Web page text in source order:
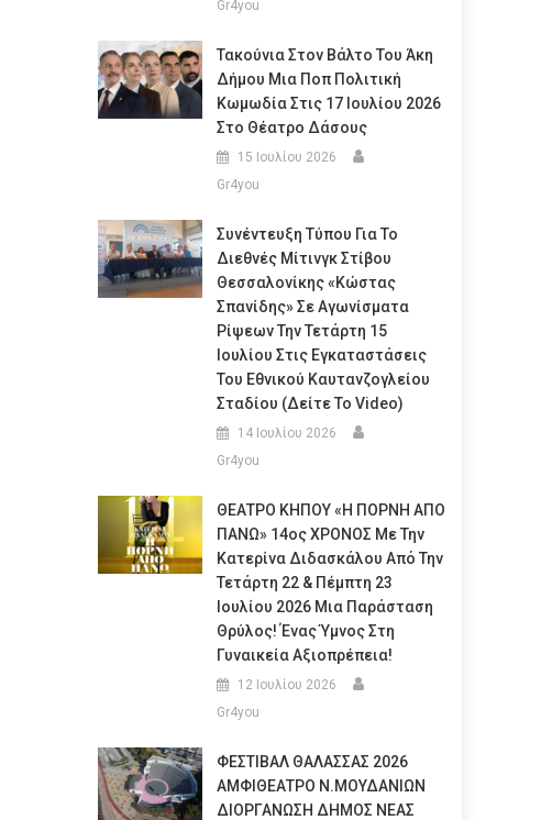
Gr4you
Τακούνια Στον Βάλτο Του Άκη
Δήμου Μια Ποπ Πολιτική
Κωμωδία Στις 17 Ιουλίου 2026
Στο Θέατρο Δάσους
15 Ιουλίου 2026
Gr4you
Συνέντευξη Τύπου Για Το
Διεθνές Μίτινγκ Στίβου
Θεσσαλονίκης «Κώστας
Σπανίδης» Σε Αγωνίσματα
Ρίψεων Την Τετάρτη 15
Ιουλίου Στις Εγκαταστάσεις
Του Εθνικού Καυτανζογλείου
Σταδίου (Δείτε Το Video)
14 Ιουλίου 2026
Gr4you
ΘΕΑΤΡΟ ΚΗΠΟΥ «Η ΠΟΡΝΗ ΑΠΟ
ΠΑΝΩ» 14ος ΧΡΟΝΟΣ Με Την
Κατερίνα Διδασκάλου Από Την
Τετάρτη 22 & Πέμπτη 23
Ιουλίου 2026 Μια Παράσταση
Θρύλος! Ένας Ύμνος Στη
Γυναικεία Αξιοπρέπεια!
12 Ιουλίου 2026
Gr4you
ΦΕΣΤΙΒΑΛ ΘΑΛΑΣΣΑΣ 2026
ΑΜΦΙΘΕΑΤΡΟ Ν.ΜΟΥΔΑΝΙΩΝ
ΔΙΟΡΓΑΝΩΣΗ ΔΗΜΟΣ ΝΕΑΣ